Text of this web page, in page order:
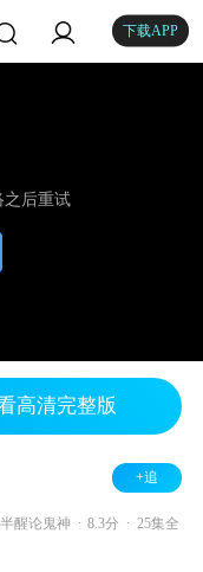
下载APP
之后重试
高清完整版
+追
醒论鬼神 8.3分 25集全